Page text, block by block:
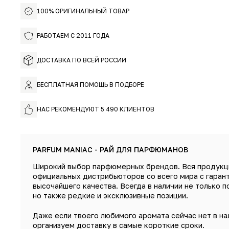
100% ОРИГИНАЛЬНЫЙ ТОВАР
РАБОТАЕМ С 2011 ГОДА
ДОСТАВКА ПО ВСЕЙ РОССИИ
БЕСПЛАТНАЯ ПОМОЩЬ В ПОДБОРЕ
НАС РЕКОМЕНДУЮТ 5 490 КЛИЕНТОВ
PARFUM MANIAC - РАЙ ДЛЯ ПАРФЮМАНОВ
Широкий выбор парфюмерных брендов. Вся
официальных дистрибьюторов со всего мира с
высочайшего качества. Всегда в наличии не только
но также редкие и эксклюзивные позиции.
Даже если твоего любимого аромата сейчас нет в
организуем доставку в самые короткие сроки.